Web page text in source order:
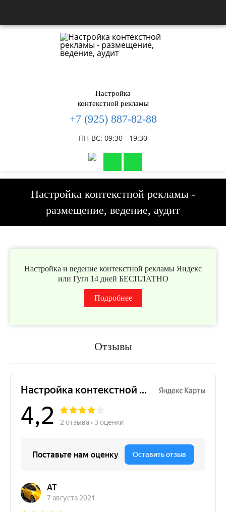
Настройка
контекстной рекламы
+7 (925) 887-82-88
ПН-ВС: 09:30 - 19:30
Настройка контекстной рекламы -
размещение, ведение, аудит
Настройка и ведение контекстной рекламы Яндекс
или Гугл 14 дней БЕСПЛАТНО
Подробнее
Отзывы